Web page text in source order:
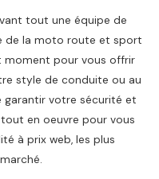
tout une équipe de
de la moto route et sport
moment pour vous offrir
style de conduite ou au
garantir votre sécurité et
en oeuvre pour vous
à prix web, les plus